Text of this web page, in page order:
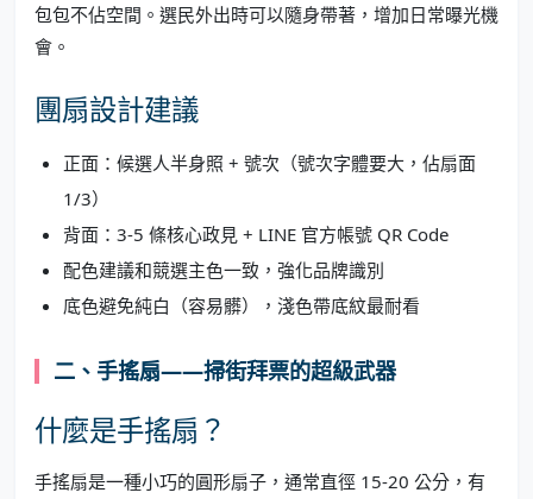
包包不佔空間。選民外出時可以隨身帶著，增加日常曝光機
會。
團扇設計建議
正面：候選人半身照 + 號次（號次字體要大，佔扇面
1/3）
背面：3-5 條核心政見 + LINE 官方帳號 QR Code
配色建議和競選主色一致，強化品牌識別
底色避免純白（容易髒），淺色帶底紋最耐看
二、手搖扇——掃街拜票的超級武器
什麼是手搖扇？
手搖扇是一種小巧的圓形扇子，通常直徑 15-20 公分，有